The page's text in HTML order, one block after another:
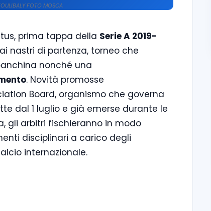
FOTO MOSCA
prima tappa della Serie A 2019-
nastri di partenza, torneo che
nonché una
. Novità promosse
Board, organismo che governa
dal 1 luglio e già emerse durante le
gli arbitri fischieranno in modo
disciplinari a carico degli
internazionale.